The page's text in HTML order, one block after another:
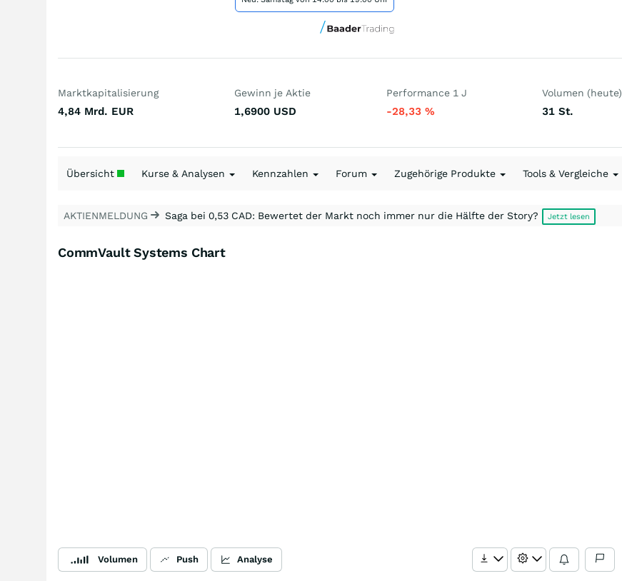
Marktkapitalisierung
4,84 Mrd. EUR
Gewinn je Aktie
1,6900 USD
Performance 1 J
-28,33 %
Volumen (heute)
31 St.
Übersicht Kurse & Analysen Kennzahlen Forum Zugehörige Produkte Tools & Vergleiche
AKTIENMELDUNG Saga bei 0,53 CAD: Bewertet der Markt noch immer nur die Hälfte der Story? Jetzt lesen
CommVault Systems Chart
Volumen Push Analyse